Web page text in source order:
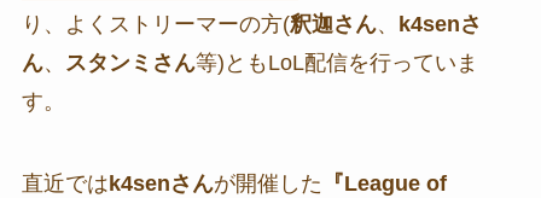
り、よくストリーマーの方(釈迦さん、
k4senさ
ん、 スタンミさん等)ともLoL配信を行っていま
す。
直近ではk4senさんが開催した 『League of